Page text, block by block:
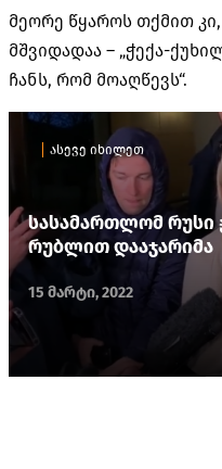
მეორე წყაროს თქმით
მშვიდადაა – „ჭექა-
ჩანს, რომ მოაღწევს“.
ასევე იხილეთ
სასამართლომ რუსი
რუბლით დააჯარიმა
15 მარტი, 2022